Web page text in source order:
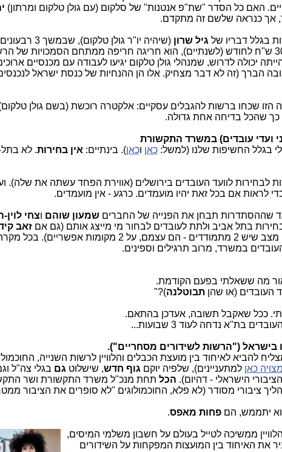
האם כל הסדר "שת"פ אנטנות" של סלקום (עם גולן טלקום ומרתון)
אך כנראה שלשם זה מתקדם.
בגלל דבריו של גיל שרון
(שיהיה יו"ר גולן טלקום),
טלקום תציע מבצע במחיר שמתחת ל-30 ש"ח לחודש (לשנתיים), הוא חריגה חריפה ממתחם הסמכויות של
יכולה לדרוש, שמנהלי גולן טלקום יגיעו לעבודה עם מכנסיים
הברך (זה לא דבר מצחיק. אלו הן ההנחיות של כנסת ישראל
הזו שכחו ברשות להגבלים עסקיים: אלקטרה רוכשת (בשם גולן
כך שהכל בדיחה אחת גדולה.
ועדי עובדים) במשרד התקשורת
בגלל החשיפות שלנו (למשל:כאן וכאן). בינתיים: אין בחירות. לא
לבחירות לוועד העובדים בירושלים (אווירת הפחד עשתה את שלה).
לראות אם בכל זאת יהיו מועמדים. כרגע - אין מועמדים.
שההסתדרות תבחן את הפנייה של החבריםשמעון שוהם וצחי לוין-
בתל אביב ולתת לעובדים לבחור מי מייצג אותם (גם אםזאב
לא מוכנים לעמוד לבחירות ויצרו מצב שיש 2 מתמודדים - הם עצמם, על 2 מקומות
במשרד, מרוב תרגילים וספינים.
מה ששאלתי בפעם הקודמת.
העובדים (או שהןתבוטלנה)?"
ככל שאקבל תשובה, אעדכן בהתאם.
בת"א נדחה לעוד 3 שבועות...
בישראל ("הרשות לשידורים מסחריים").
מצויה כאן למתעניינים), שלפיה יוקם גוף חדש, שישלוט גם בגלי צה"ל
הישראלי - דהיום). הכל תחת מנכ"ל משרד התקשורת ושר
ציבורי מסודר (לא פלא, החוכמולוגים "לא סופרים את הציבור
יתממש, הםפחות מאפס.
ממשיכה לטייל בעולם על חשבון משלמי המיסים,
את האיחוד בין המועצות המפקחות על השידורים